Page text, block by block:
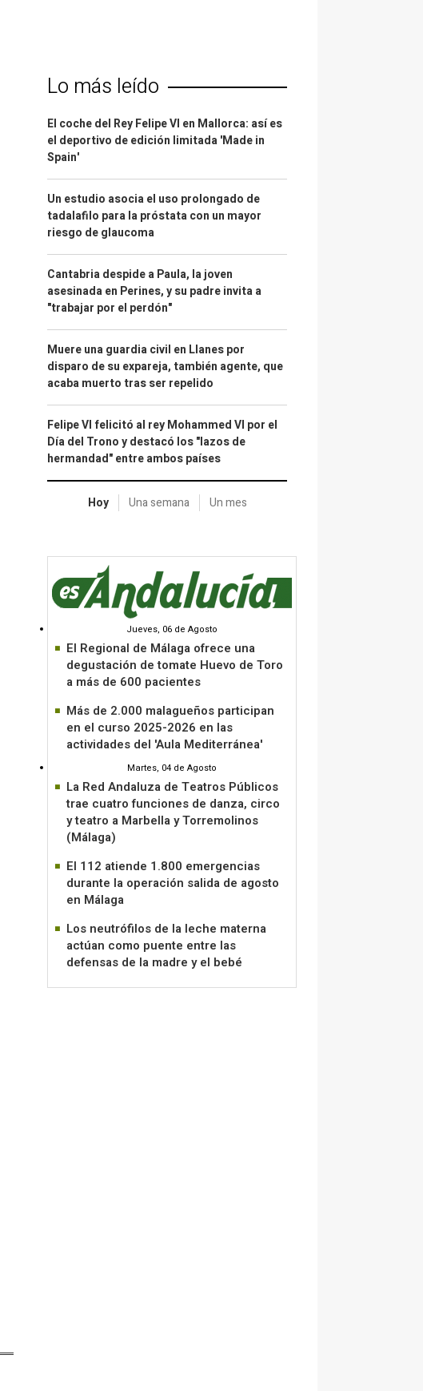
Lo más leído
El coche del Rey Felipe VI en Mallorca: así es
el deportivo de edición limitada 'Made in
Spain'
Un estudio asocia el uso prolongado de
tadalafilo para la próstata con un mayor
riesgo de glaucoma
Cantabria despide a Paula, la joven
asesinada en Perines, y su padre invita a
"trabajar por el perdón"
Muere una guardia civil en Llanes por
disparo de su expareja, también agente, que
acaba muerto tras ser repelido
Felipe VI felicitó al rey Mohammed VI por el
Día del Trono y destacó los "lazos de
hermandad" entre ambos países
Hoy Una semana Un mes
Jueves, 06 de Agosto
El Regional de Málaga ofrece una
degustación de tomate Huevo de Toro
a más de 600 pacientes
Más de 2.000 malagueños participan
en el curso 2025-2026 en las
actividades del 'Aula Mediterránea'
Martes, 04 de Agosto
La Red Andaluza de Teatros Públicos
trae cuatro funciones de danza, circo
y teatro a Marbella y Torremolinos
(Málaga)
El 112 atiende 1.800 emergencias
durante la operación salida de agosto
en Málaga
Los neutrófilos de la leche materna
actúan como puente entre las
defensas de la madre y el bebé